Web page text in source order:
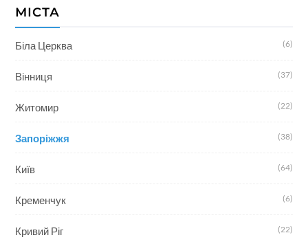
МІСТА
Біла Церква (6)
Вінниця (37)
Житомир (22)
Запоріжжя (38)
Київ (64)
Кременчук (6)
Кривий Ріг (22)